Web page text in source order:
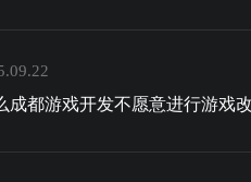
成都游戏开发不愿意进行游戏